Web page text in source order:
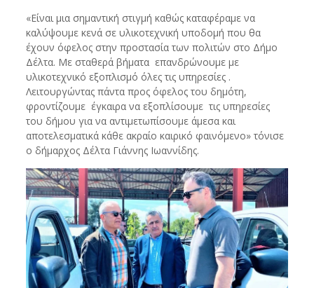
«Είναι μια σημαντική στιγμή καθώς καταφέραμε να
καλύψουμε κενά σε υλικοτεχνική υποδομή που θα
έχουν όφελος στην προστασία των πολιτών στο Δήμο
Δέλτα. Με σταθερά βήματα επανδρώνουμε με
υλικοτεχνικό εξοπλισμό όλες τις υπηρεσίες .
Λειτουργώντας πάντα προς όφελος του δημότη,
φροντίζουμε έγκαιρα να εξοπλίσουμε τις υπηρεσίες
του δήμου για να αντιμετωπίσουμε άμεσα και
αποτελεσματικά κάθε ακραίο καιρικό φαινόμενο» τόνισε
ο δήμαρχος Δέλτα Γιάννης Ιωαννίδης.